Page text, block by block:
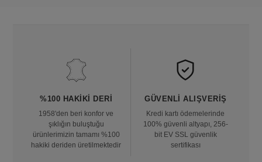
%100 HAKIKI DERI
1958'den beri konfor ve
şıklığın buluştuğu
ürünlerimizin tamamı %100
hakiki deriden üretilmektedir
GÜVENLI ALIŞVERIŞ
Kredi kartı ödemelerinde
100% güvenli altyapı, 256-
bit EV SSL güvenlik
sertifikası